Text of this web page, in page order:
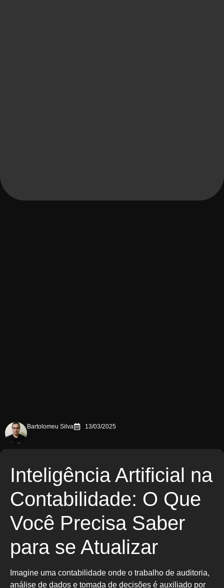
Bartolomeu Silva 13/03/2025
Inteligência Artificial na
Contabilidade: O Que
Você Precisa Saber
para se Atualizar
Imagine uma contabilidade onde o trabalho de auditoria,
análise de dados e tomada de decisões é auxiliado por